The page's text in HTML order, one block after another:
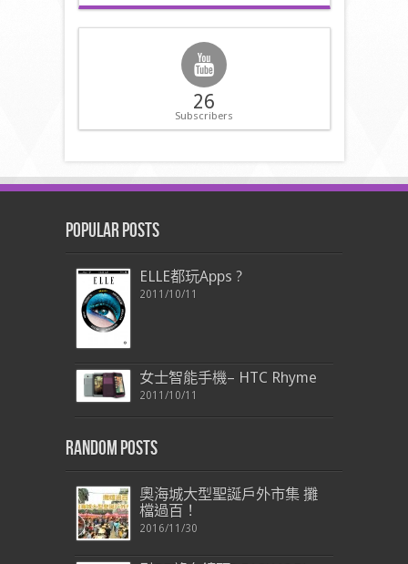
26
Subscribers
Popular Posts
ELLE都玩Apps ?
2011/10/11
女士智能手機– HTC Rhyme
2011/10/11
Random Posts
奧海城大型聖誕戶外市集 攤
檔過百！
2016/11/30